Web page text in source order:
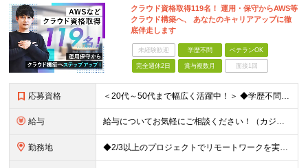
クラウド資格取得119名！ 運用・保守からAWS等
クラウド構築へ、 あなたのキャリアアップに徹
底伴走します
未経験歓迎 学歴不問 ベテランOK
完全週休2日 賞与複数月 面接1回
応募資格 ＜20代～50代まで幅広く活躍中！＞ ◆学歴不問 ◆何らかのインフラ関連の実務経験 ★経験年数不問/運用監視レベルも歓迎 ＜こんな方は大歓迎！＞ ◎今の収入に不満がある ◎もっと上流の案件で活躍した
給与 給与についてお気軽にご相談ください！（カジュアル面談可能） 月給35万円～＋各種手当＋賞与2回 ※固定残業代は、時間外労働の有無に関わらず40時間分を87,500円～支給 ※超過分は別途支給 ※試用
勤務地 ◆2/3以上のプロジェクトでリモートワークを実施中！ ≪自社拠点≫ ・東京本社／東京都千代田区丸の内二丁目6番1号 丸の内パークビルディング6階 ・関西支社／⼤阪府⼤阪市中央区安⼟町2-3-13 ⼤